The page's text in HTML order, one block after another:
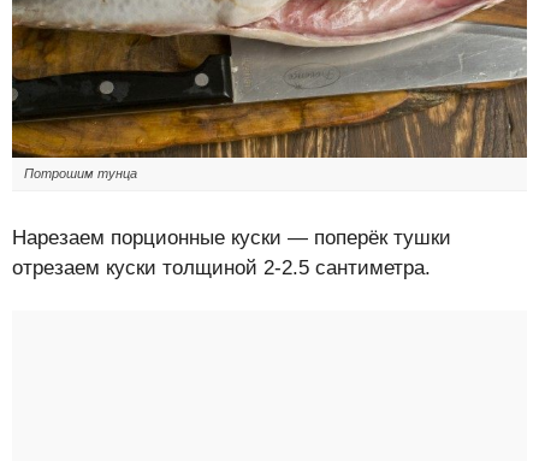
Потрошим тунца
Нарезаем порционные куски — поперёк тушки
отрезаем куски толщиной 2-2.5 сантиметра.